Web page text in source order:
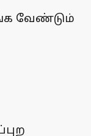
வேண்டும்